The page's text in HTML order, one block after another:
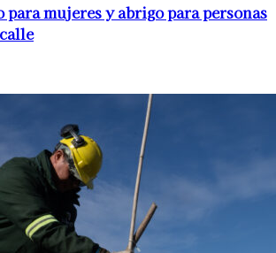
para mujeres y abrigo para personas